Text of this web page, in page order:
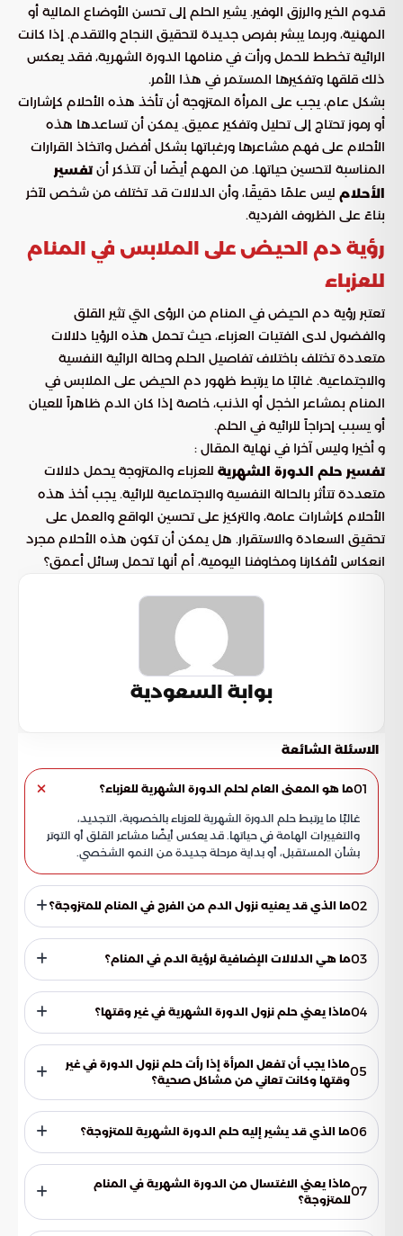
قدوم الخير والرزق الوفير. يشير الحلم إلى تحسن الأوضاع المالية أو
المهنية، وربما يبشر بفرص جديدة لتحقيق النجاح والتقدم. إذا كانت
الرائية تخطط للحمل ورأت في منامها الدورة الشهرية، فقد يعكس
ذلك قلقها وتفكيرها المستمر في هذا الأمر.
بشكل عام، يجب على المرأة المتزوجة أن تأخذ هذه الأحلام كإشارات
أو رموز تحتاج إلى تحليل وتفكير عميق. يمكن أن تساعدها هذه
الأحلام على فهم مشاعرها ورغباتها بشكل أفضل واتخاذ القرارات
المناسبة لتحسين حياتها. من المهم أيضًا أن تتذكر أنتفسير
الأحلام ليس علمًا دقيقًا، وأن الدلالات قد تختلف من شخص لآخر
بناءً على الظروف الفردية.
رؤية دم الحيض على الملابس في المنام
للعزباء
تعتبر رؤية دم الحيض في المنام من الرؤى التي تثير القلق
والفضول لدى الفتيات العزباء، حيث تحمل هذه الرؤيا دلالات
متعددة تختلف باختلاف تفاصيل الحلم وحالة الرائية النفسية
والاجتماعية. غالبًا ما يرتبط ظهور دم الحيض على الملابس في
المنام بمشاعر الخجل أو الذنب، خاصة إذا كان الدم ظاهراً للعيان
أو يسبب إحراجاً للرائية في الحلم.
و أخيرا وليس آخرا في نهاية المقال :
تفسير حلم الدورة الشهرية للعزباء والمتزوجة يحمل دلالات
متعددة تتأثر بالحالة النفسية والاجتماعية للرائية. يجب أخذ هذه
الأحلام كإشارات عامة، والتركيز على تحسين الواقع والعمل على
تحقيق السعادة والاستقرار. هل يمكن أن تكون هذه الأحلام مجرد
انعكاس لأفكارنا ومخاوفنا اليومية، أم أنها تحمل رسائل أعمق؟
بوابة السعودية
الاسئلة الشائعة
01ما هو المعنى العام لحلم الدورة الشهرية للعزباء؟
غالبًا ما يرتبط حلم الدورة الشهرية للعزباء بالخصوبة، التجديد،
والتغييرات الهامة في حياتها. قد يعكس أيضًا مشاعر القلق أو التوتر
بشأن المستقبل، أو بداية مرحلة جديدة من النمو الشخصي.
02ما الذي قد يعنيه نزول الدم من الفرج في المنام للمتزوجة؟
وقد يشير إلى تجاوزها لمرحلة صعبة، وبداية فصل جديد يحمل
الأمل والراحة، أو التخلص من المشاعر السلبية.
03ما هي الدلالات الإضافية لرؤية الدم في المنام؟
يجب الأخذ في الاعتبار السياق الشخصي للرائي وظروفه الحياتية.04ماذا يعني حلم نزول الدورة الشهرية في غير وقتها؟
يعكس تغيرات مهمة قادمة في حياة الرائية، سواء كانت إيجابية أو
سلبية.05ماذا يجب أن تفعل المرأة إذا رأت حلم نزول الدورة في غير
وقتها وكانت تعاني من مشاكل صحية؟
سلامة صحتها.06ما الذي قد يشير إليه حلم الدورة الشهرية للمتزوجة؟
تواجهها في حياتها الزوجية أو العائلية.
07ماذا يعني الاغتسال من الدورة الشهرية في المنام
للمتزوجة؟